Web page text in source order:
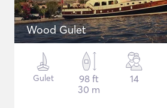
Wood Gulet
Gulet
98 ft
30 m
14